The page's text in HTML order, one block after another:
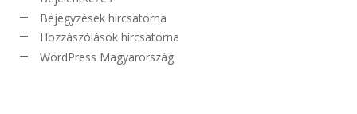
Bejegyzések hírcsatorna
Hozzászólások hírcsatorna
WordPress Magyarország